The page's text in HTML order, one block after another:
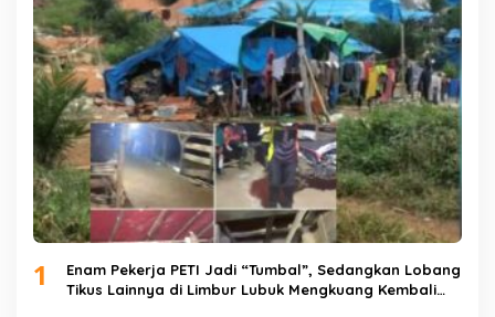
1
Enam Pekerja PETI Jadi “Tumbal”, Sedangkan Lobang
Tikus Lainnya di Limbur Lubuk Mengkuang Kembali